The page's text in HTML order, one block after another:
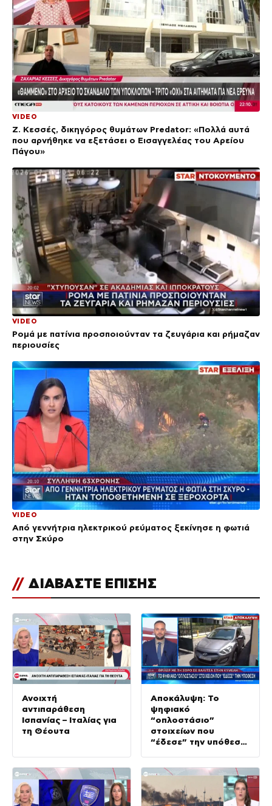
VIDEO
Ζ. Κεσσές, δικηγόρος θυμάτων Predator: «Πολλά αυτά
που αρνήθηκε να εξετάσει ο Εισαγγελέας του Αρείου
Πάγου»
VIDEO
Ρομά με πατίνια προσποιούνταν τα ζευγάρια και ρήμαζαν
περιουσίες
VIDEO
Από γεννήτρια ηλεκτρικού ρεύματος ξεκίνησε η φωτιά
στην Σκύρο
// ΔΙΑΒΑΣΤΕ ΕΠΙΣΗΣ
Ανοιχτή
αντιπαράθεση
Ισπανίας – Ιταλίας για
τη Θέουτα
Αποκάλυψη: Το
ψηφιακό
“οπλοστάσιο”
στοιχείων που
“έδεσε” την υπόθεση